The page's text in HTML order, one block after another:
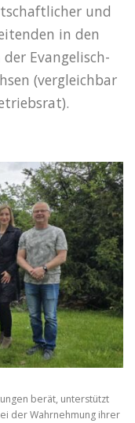
und
in den
Evangelisch-
(vergleichbar
berät, unterstützt
der Wahrnehmung ihrer